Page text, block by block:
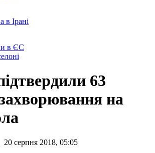
в Ірані
в ЄС
63
на
20 серпня 2018, 05:05